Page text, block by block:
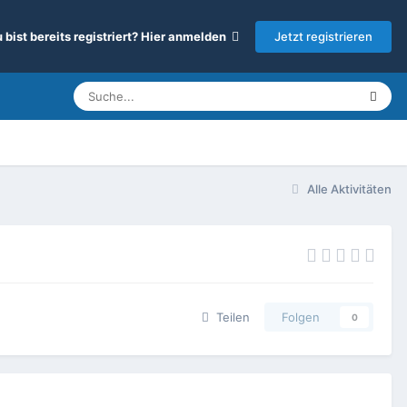
bist bereits registriert? Hier anmelden Jetzt registrieren
Alle Aktivitäten
Teilen Folgen 0